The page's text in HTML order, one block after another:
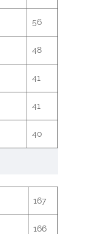
56
48
41
41
40
167
166